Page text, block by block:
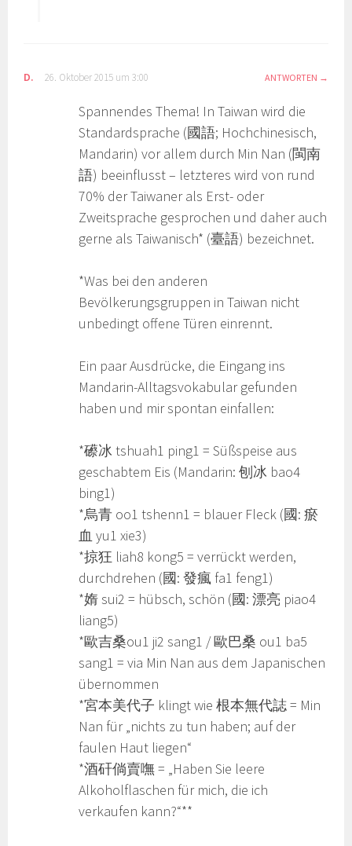
D. 26. Oktober 2015 um 3:00 ANTWORTEN
Spannendes Thema! In Taiwan wird die
Standardsprache (國語; Hochchinesisch,
Mandarin) vor allem durch Min Nan (閩南
語) beeinflusst – letzteres wird von rund
70% der Taiwaner als Erst- oder
Zweitsprache gesprochen und daher auch
gerne als Taiwanisch* (臺語) bezeichnet.
*Was bei den anderen
Bevölkerungsgruppen in Taiwan nicht
unbedingt offene Türen einrennt.
Ein paar Ausdrücke, die Eingang ins
Mandarin-Alltagsvokabular gefunden
haben und mir spontan einfallen:
*礤冰 tshuah1 ping1 = Süßspeise aus
geschabtem Eis (Mandarin: 刨冰 bao4
bing1)
*烏青 oo1 tshenn1 = blauer Fleck (國: 瘀
血 yu1 xie3)
*掠狂 liah8 kong5 = verrückt werden,
durchdrehen (國: 發瘋 fa1 feng1)
*媠 sui2 = hübsch, schön (國: 漂亮 piao4
liang5)
*歐吉桑ou1 ji2 sang1 / 歐巴桑 ou1 ba5
sang1 = via Min Nan aus dem Japanischen
übernommen
*宮本美代子 klingt wie 根本無代誌 = Min
Nan für „nichts zu tun haben; auf der
faulen Haut liegen“
*酒矸倘賣嘸 = „Haben Sie leere
Alkoholflaschen für mich, die ich
verkaufen kann?“**